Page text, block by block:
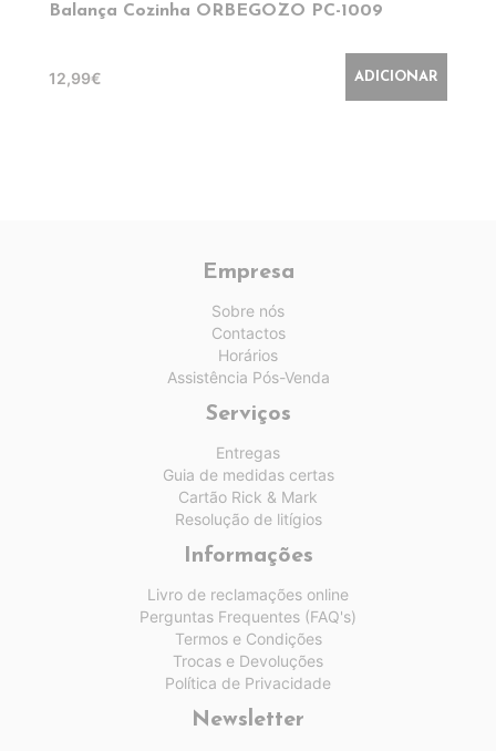
Balança Cozinha ORBEGOZO PC-1009
12,99€ ADICIONAR
Empresa
Sobre nós
Contactos
Horários
Assistência Pós-Venda
Serviços
Entregas
Guia de medidas certas
Cartão Rick & Mark
Resolução de litígios
Informações
Livro de reclamações online
Perguntas Frequentes (FAQ's)
Termos e Condições
Trocas e Devoluções
Política de Privacidade
Newsletter